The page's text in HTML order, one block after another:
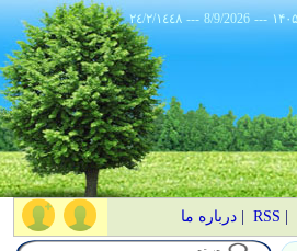
٢٤/٢/١٤٤٨ --- 8/9/2026 ---
RSS
|درباره ما